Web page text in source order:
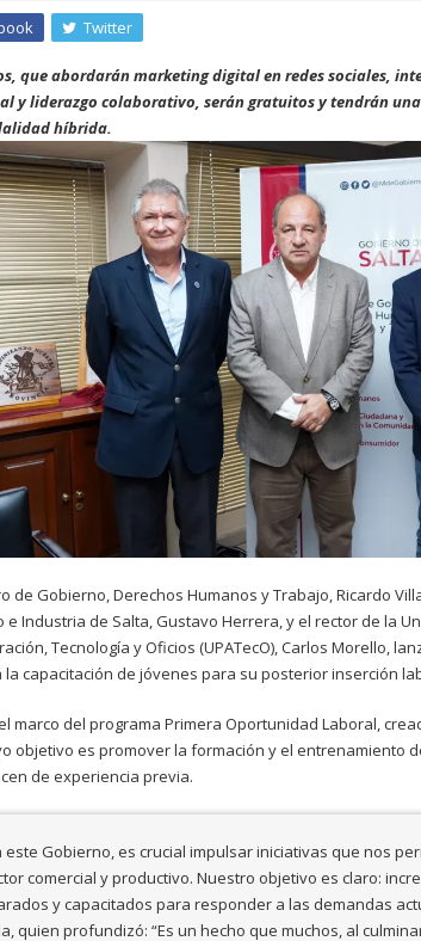
Twitter
que abordarán marketing digital en redes sociales,
y liderazgo colaborativo, serán gratuitos y tendrán
híbrida.
de Gobierno, Derechos Humanos y Trabajo, Ricardo
e Industria de Salta, Gustavo Herrera, y el rector de la
Tecnología y Oficios (UPATecO), Carlos Morello,
la capacitación de jóvenes para su posterior inserción
marco del programa Primera Oportunidad Laboral,
objetivo es promover la formación y el entrenamiento
de experiencia previa.
este Gobierno, es crucial impulsar iniciativas que nos
comercial y productivo. Nuestro objetivo es claro:
y capacitados para responder a las demandas
quien profundizó: “Es un hecho que muchos, al